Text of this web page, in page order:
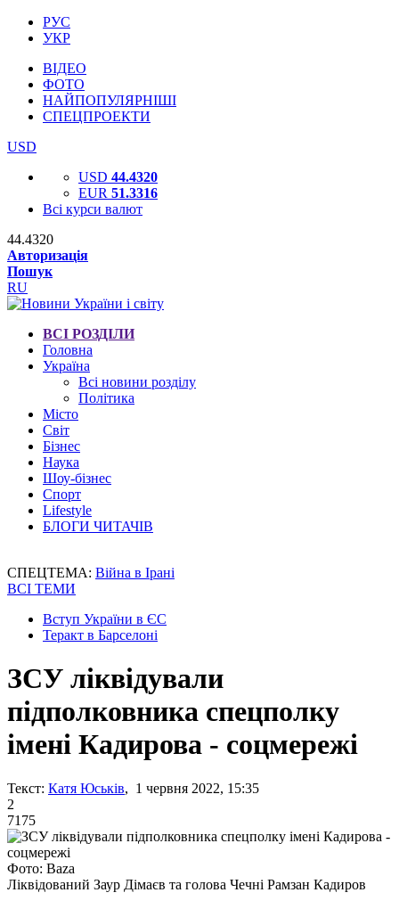
РУС
УКР
ВІДЕО
ФОТО
НАЙПОПУЛЯРНІШІ
СПЕЦПРОЕКТИ
USD
USD 44.4320
EUR 51.3316
Всі курси валют
44.4320
Авторизація
Пошук
RU
ВСІ РОЗДІЛИ
Головна
Україна
Всі новини розділу
Політика
Місто
Світ
Бізнес
Наука
Шоу-бізнес
Спорт
Lifestyle
БЛОГИ ЧИТАЧІВ
СПЕЦТЕМА: Війна в Ірані
ВСІ ТЕМИ
Вступ України в ЄС
Теракт в Барселоні
ЗСУ ліквідували
підполковника спецполку
імені Кадирова - соцмережі
Текст: Катя Юськів, 1 червня 2022, 15:35
2
7175
Фото: Baza
Ліквідований Заур Дімаєв та голова Чечні Рамзан Кадиров